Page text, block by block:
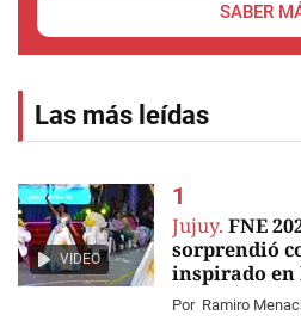
SABER
Las más leídas
VIDEO
Jujuy. FNE
sorprendió
inspirado en
Por Ramiro